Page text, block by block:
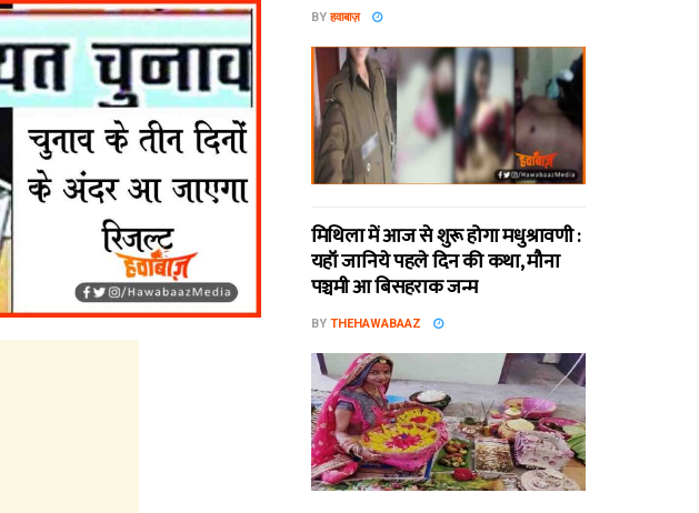
BY हवाबाज़
मिथि‍ला में आज से शुरू होगा मधुश्रावणी :
यहॉं जानिये पहले दिन की कथा, मौना
पञ्चमी आ बिसहराक जन्म
BY THEHAWABAAZ